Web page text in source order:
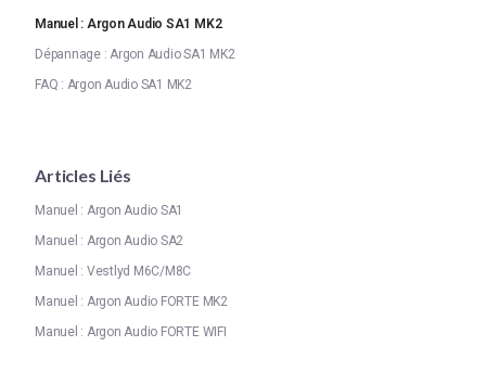
Manuel : Argon Audio SA1 MK2
Dépannage : Argon Audio SA1 MK2
FAQ : Argon Audio SA1 MK2
Articles Liés
Manuel : Argon Audio SA1
Manuel : Argon Audio SA2
Manuel : Vestlyd M6C/M8C
Manuel : Argon Audio FORTE MK2
Manuel : Argon Audio FORTE WIFI